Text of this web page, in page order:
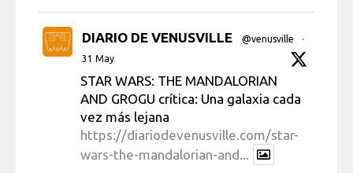
DIARIO DE VENUSVILLE @venusville
·
31 May
STAR WARS: THE MANDALORIAN
AND GROGU crítica: Una galaxia cada
vez más lejana
https://diariodevenusville.com/star-
wars-the-mandalorian-and...